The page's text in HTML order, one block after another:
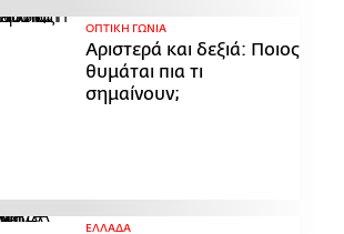
ΟΠΤΙΚΗ ΓΩΝΙΑ
Αριστερά και δεξιά: Ποιος
θυμάται πια τι
σημαίνουν;
ΕΛΛΑΔΑ